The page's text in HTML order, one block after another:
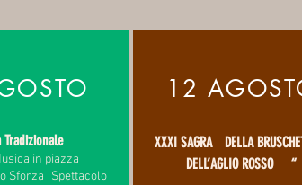
Tradizionale
in piazza
Sforza Spettacolo
12
XXXI SAGRA DELLA
DELL’AGLIO ROSSO “